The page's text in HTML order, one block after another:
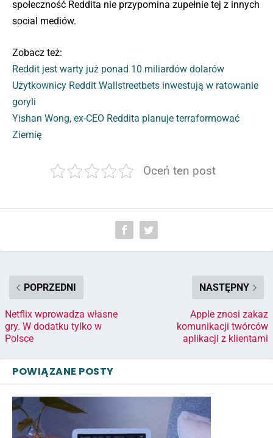
społeczność Reddita nie przypomina zupełnie tej z innych
social mediów.
Zobacz też:
Reddit jest warty już ponad 10 miliardów dolarów
Użytkownicy Reddit Wallstreetbets inwestują w ratowanie
goryli
Yishan Wong, ex-CEO Reddita planuje terraformować
Ziemię
Oceń ten post
POPRZEDNI
Netflix wprowadza własne
gry. W dodatku tylko w
Polsce
NASTĘPNY
Apple znosi zakaz
komunikacji twórców
aplikacji z klientami
POWIĄZANE POSTY